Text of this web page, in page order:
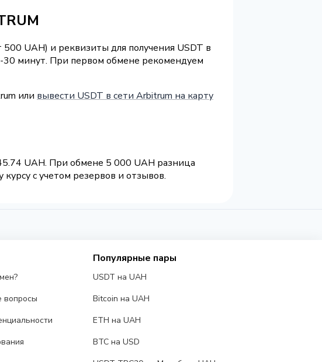
UAH) и реквизиты для получения USDT в
30 минут. При первом обмене рекомендуем
или вывести USDT в сети Arbitrum на карту
UAH. При обмене 5 000 UAH разница
с учетом резервов и отзывов.
вопросы
Популярные пары
USDT на UAH
Bitcoin на UAH
ETH на UAH
BTC на USD